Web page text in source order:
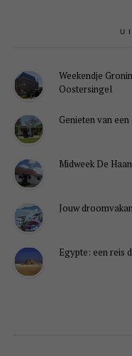
Weekendje
Oostersingel
Genieten van
Midweek De
Jouw
Egypte: een reis